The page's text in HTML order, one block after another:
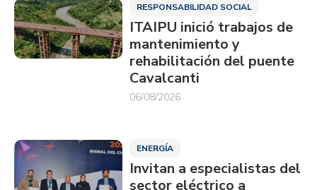
RESPONSABILIDAD SOCIAL
ITAIPU inició trabajos de
mantenimiento y
rehabilitación del puente
Cavalcanti
06/08/2026
ENERGÍA
Invitan a especialistas del
sector eléctrico a